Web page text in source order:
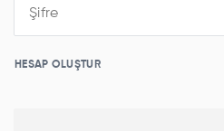
HESAP OLUŞTUR